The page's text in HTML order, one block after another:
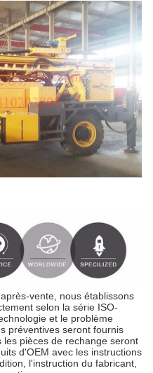
vente, nous établissons
selon la série ISO-
et le problème
préventives seront fournis
pièces de rechange seront
d'OEM avec les instructions
l'instruction du fabricant,